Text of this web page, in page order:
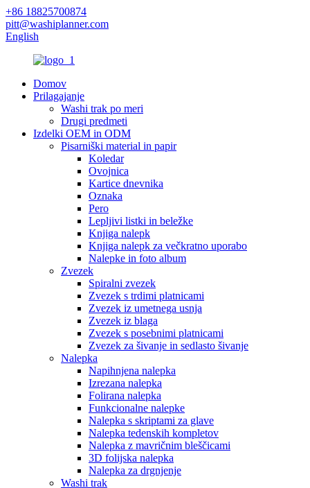
+86 18825700874
pitt@washiplanner.com
English
Domov
Prilagajanje
Washi trak po meri
Drugi predmeti
Izdelki OEM in ODM
Pisarniški material in papir
Koledar
Ovojnica
Kartice dnevnika
Oznaka
Pero
Lepljivi listki in beležke
Knjiga nalepk
Knjiga nalepk za večkratno uporabo
Nalepke in foto album
Zvezek
Spiralni zvezek
Zvezek s trdimi platnicami
Zvezek iz umetnega usnja
Zvezek iz blaga
Zvezek s posebnimi platnicami
Zvezek za šivanje in sedlasto šivanje
Nalepka
Napihnjena nalepka
Izrezana nalepka
Folirana nalepka
Funkcionalne nalepke
Nalepka s skriptami za glave
Nalepka tedenskih kompletov
Nalepka z mavričnim bleščicami
3D folijska nalepka
Nalepka za drgnjenje
Washi trak